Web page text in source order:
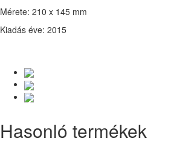
Mérete: 210 x 145 mm
Kiadás éve: 2015
Hasonló termékek